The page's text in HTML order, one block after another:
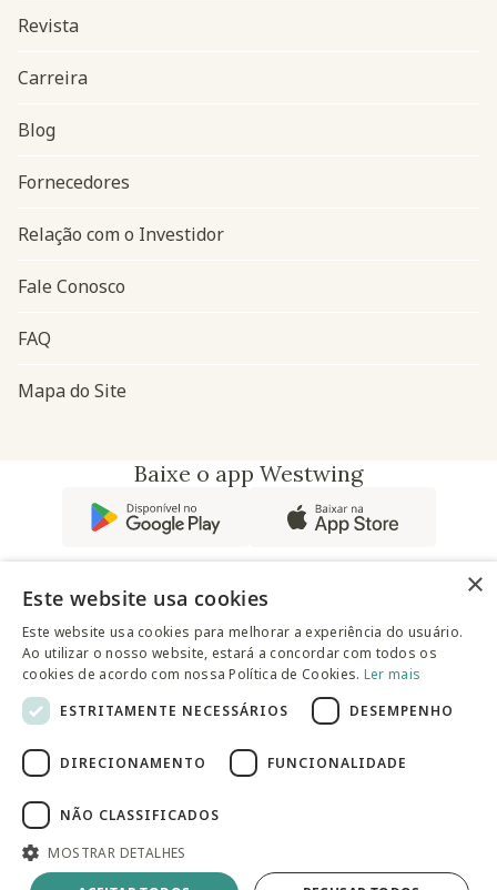
Adicionar à sacola
Navegação do rodapé
Revista
Carreira
Blog
Fornecedores
Relação com o Investidor
Fale Conosco
FAQ
Mapa do Site
Baixe o app Westwing
@westwingbr
Somos uma empresa certificada
© 2025 Westwing Comércio Varejista S.A WESTWING
COMÉRCIO VAREJISTA S.A CNPJ: 14.776.142/0001-50 Endereço:
Av. Queiroz Filho, 1700 - Torre A 5° andar - Vila Hamburguesa -
São Paulo
×
Este website usa cookies
Este website usa cookies para melhorar a experiência do usuário.
Ao utilizar o nosso website, estará a concordar com todos os
cookies de acordo com nossa Política de Cookies. Ler mais
ESTRITAMENTE NECESSÁRIOS
DESEMPENHO
DIRECIONAMENTO FUNCIONALIDADE
NÃO CLASSIFICADOS
MOSTRAR DETALHES